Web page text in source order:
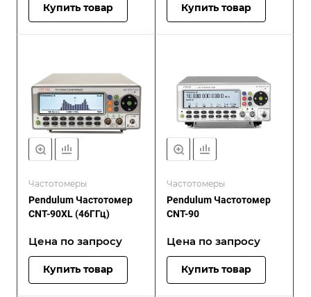
Купить товар Купить товар
Частотомеры
Pendulum Частотомер
CNT-90XL (46ГГц)
Цена по запросу
Купить товар
Частотомеры
Pendulum Частотомер
CNT-90
Цена по запросу
Купить товар